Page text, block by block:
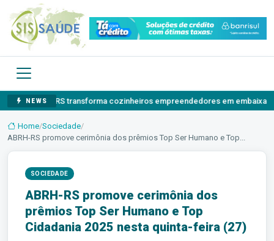
NEWS
transforma cozinheiros empreendedores em embaixadores dos
Home/Sociedade/
ABRH-RS promove cerimônia dos prêmios Top Ser Humano e Top...
SOCIEDADE
ABRH-RS promove cerimônia dos
prêmios Top Ser Humano e Top
Cidadania 2025 nesta quinta-feira (27)